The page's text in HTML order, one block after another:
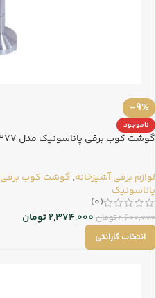
-9%
ناموجود
گوشت کوب برقی پاناسونیک مدل AT-1377
لوازم برقی آشپزخانه, گوشت کوب برقی
پاناسونیک
(0)
2,600,000تومان 2,374,000تومان
انتخاب گارانتی